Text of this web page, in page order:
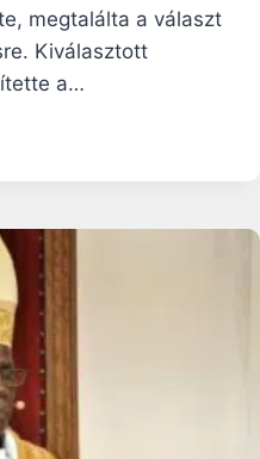
megtalálta a választ
Kiválasztott
a…